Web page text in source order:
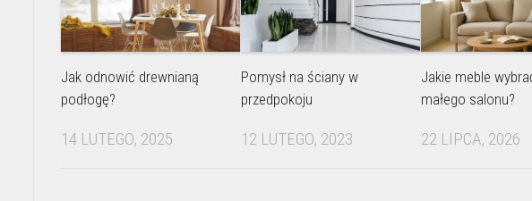
Jak odnowić drewnianą
podłogę?
14 LUTEGO, 2025
Pomysł na ściany w
przedpokoju
12 LUTEGO, 2023
Jakie meble
małego salonu?
22 LIPCA, 2026